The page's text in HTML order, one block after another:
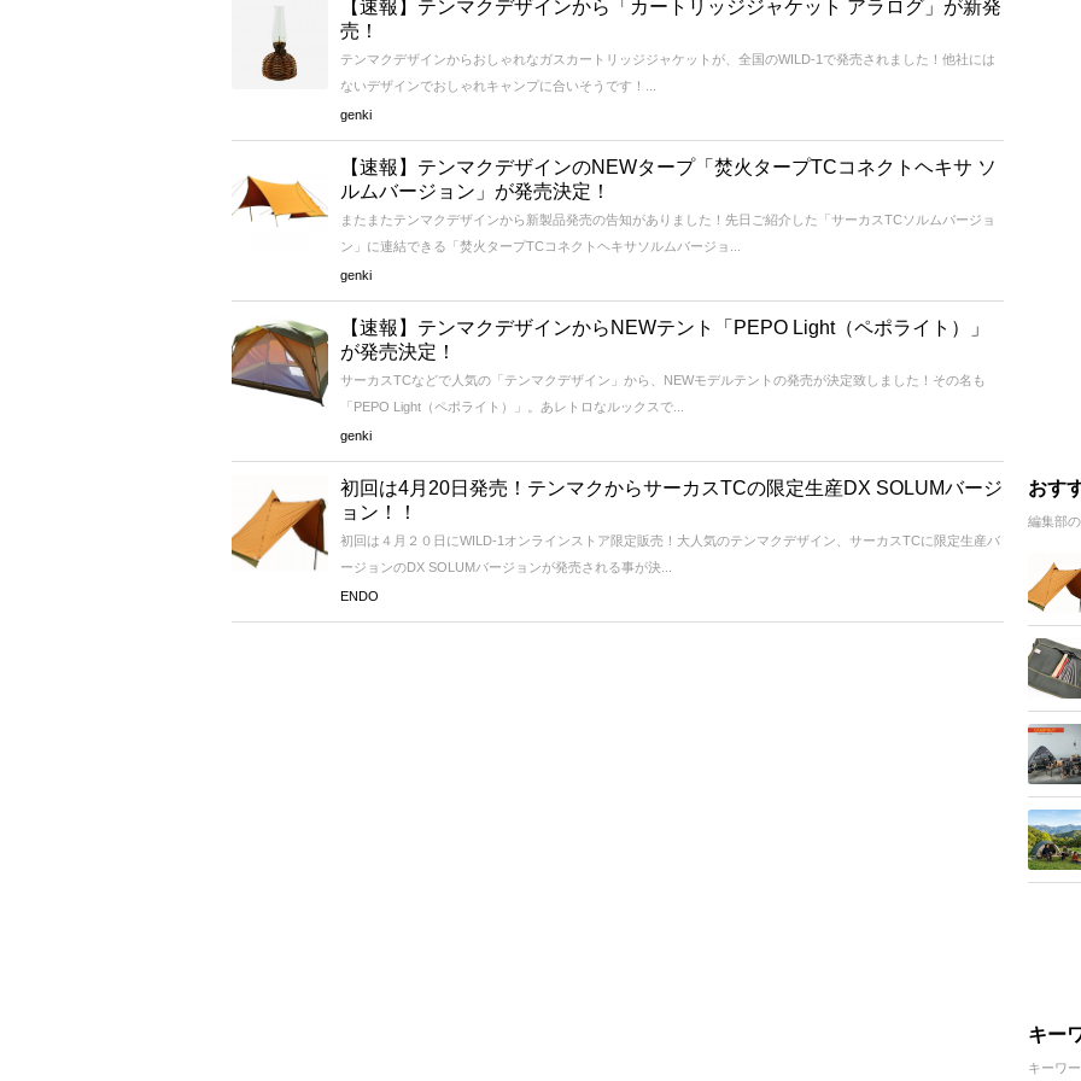
【速報】テンマクデザインから「カートリッジジャケット アラログ」が新発
売！
テンマクデザインからおしゃれなガスカートリッジジャケットが、全国のWILD-1で発売されました！他社には
ないデザインでおしゃれキャンプに合いそうです！...
genki
【速報】テンマクデザインのNEWタープ「焚火タープTCコネクトヘキサ ソ
ルムバージョン」が発売決定！
またまたテンマクデザインから新製品発売の告知がありました！先日ご紹介した「サーカスTCソルムバージョ
ン」に連結できる「焚火タープTCコネクトヘキサソルムバージョ...
genki
【速報】テンマクデザインからNEWテント「PEPO Light（ペポライト）」
が発売決定！
サーカスTCなどで人気の「テンマクデザイン」から、NEWモデルテントの発売が決定致しました！その名も
「PEPO Light（ペポライト）」。あレトロなルックスで...
genki
初回は4月20日発売！テンマクからサーカスTCの限定生産DX SOLUMバージ
ョン！！
初回は４月２０日にWILD-1オンラインストア限定販売！大人気のテンマクデザイン、サーカスTCに限定生産バ
ージョンのDX SOLUMバージョンが発売される事が決...
ENDO
おす
編集部
キー
キーワ